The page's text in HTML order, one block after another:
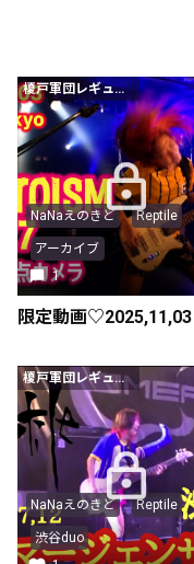
榎戸軍団レギュラー会員以上
NaNaえのきど Reptile
アーカイブ
1
榎戸軍団レギュラー会員以上
NaNaえのきど Reptile
渋谷duo